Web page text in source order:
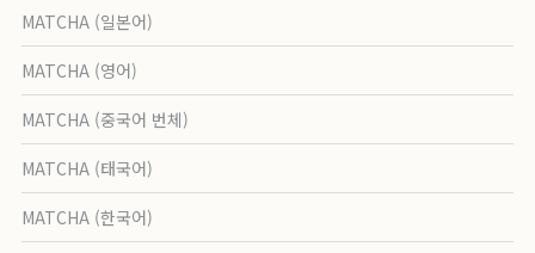
MATCHA (일본어)
MATCHA (영어)
MATCHA (중국어 번체)
MATCHA (태국어)
MATCHA (한국어)